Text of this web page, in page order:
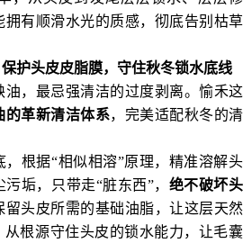
拥有顺滑水光的质感，彻底告别枯草
护头皮皮脂膜，守住秋冬锁水底线
油，最忌强清洁的过度剥离。愉禾这
的革新清洁体系，完美适配秋冬的清
，根据“相似相溶”原理，精准溶解头
垢，只带走“脏东西”， 绝不破坏头
留头皮所需的基础油脂，让这层天然
从根源守住头皮的锁水能力，让毛囊